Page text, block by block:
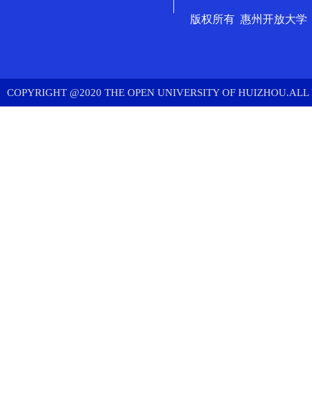
版权所有 惠州开放大学
COPYRIGHT @2020 THE OPEN UNIVERSITY OF HUIZHOU.ALL